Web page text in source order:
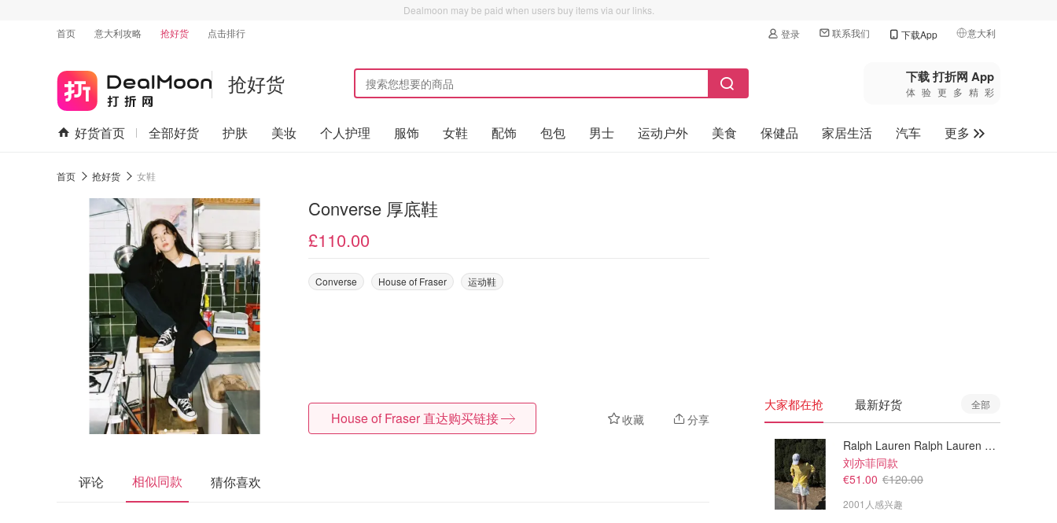
Dealmoon may be paid when users buy items via our links.
首页
意大利攻略 抢好货 点击排行 登录 联系我们 下载App 意大利
🇺🇸美国
🇨🇳中国
🇨🇦加拿大
抢好货 下载 打折网 App
体验更多精彩
好货首页 全部好货 护肤 美妆 个人护理 服饰 女鞋 配饰 包包 男士 运动户外 美食 保健品 家居生活 汽车
更多
首页 抢好货 女鞋
Converse 厚底鞋
£110.00
Converse House of Fraser 运动鞋
收藏 分享
House of Fraser 直达购买链接
评论 相似同款 猜你喜欢
大家都在抢 最新好货 全部
Ralph Lauren Ralph Lauren 男童亚麻衬衫
刘亦菲同款
€51.00 €120.00
2001人感兴趣